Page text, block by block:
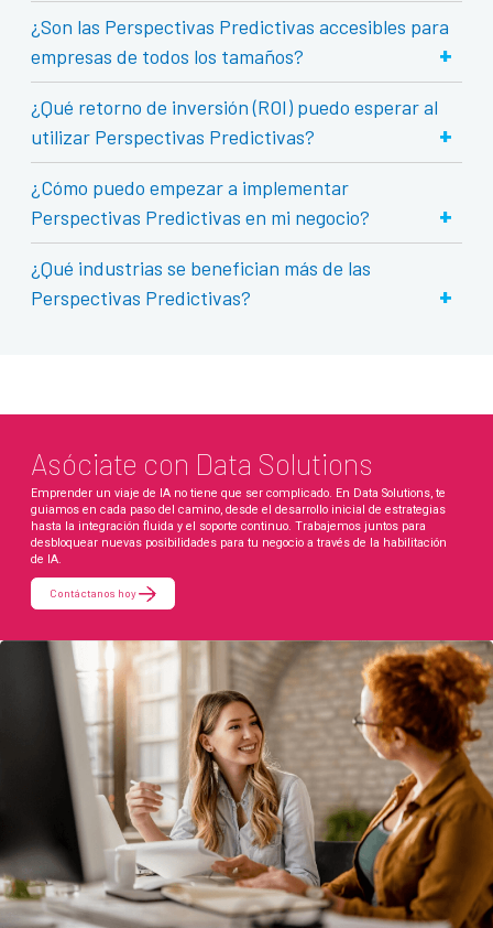
¿Son las Perspectivas Predictivas accesibles para
empresas de todos los tamaños?
+
¿Qué retorno de inversión (ROI) puedo esperar al
utilizar Perspectivas Predictivas?
+
¿Cómo puedo empezar a implementar
Perspectivas Predictivas en mi negocio?
+
¿Qué industrias se benefician más de las
Perspectivas Predictivas?
+
Asóciate con Data Solutions
Emprender un viaje de IA no tiene que ser complicado. En Data Solutions, te
guiamos en cada paso del camino, desde el desarrollo inicial de estrategias
hasta la integración fluida y el soporte continuo. Trabajemos juntos para
desbloquear nuevas posibilidades para tu negocio a través de la habilitación
de IA.
Contáctanos hoy